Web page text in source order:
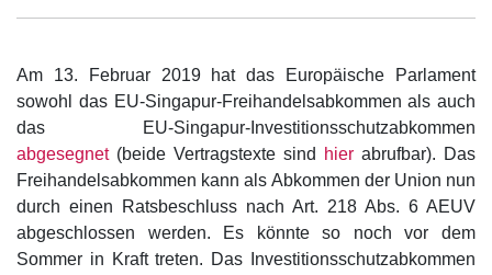
Am 13. Februar 2019 hat das Europäische Parlament
sowohl das EU-Singapur-Freihandelsabkommen als auch
das EU-Singapur-Investitionsschutzabkommen
abgesegnet(beide Vertragstexte sind hier abrufbar). Das
Freihandelsabkommen kann als Abkommen der Union nun
durch einen Ratsbeschluss nach Art. 218 Abs. 6 AEUV
abgeschlossen werden. Es könnte so noch vor dem
Sommer in Kraft treten. Das Investitionsschutzabkommen